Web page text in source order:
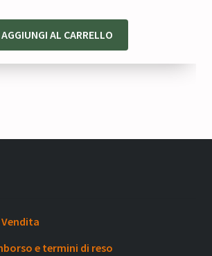
AGGIUNGI AL CARRELLO
e termini di reso